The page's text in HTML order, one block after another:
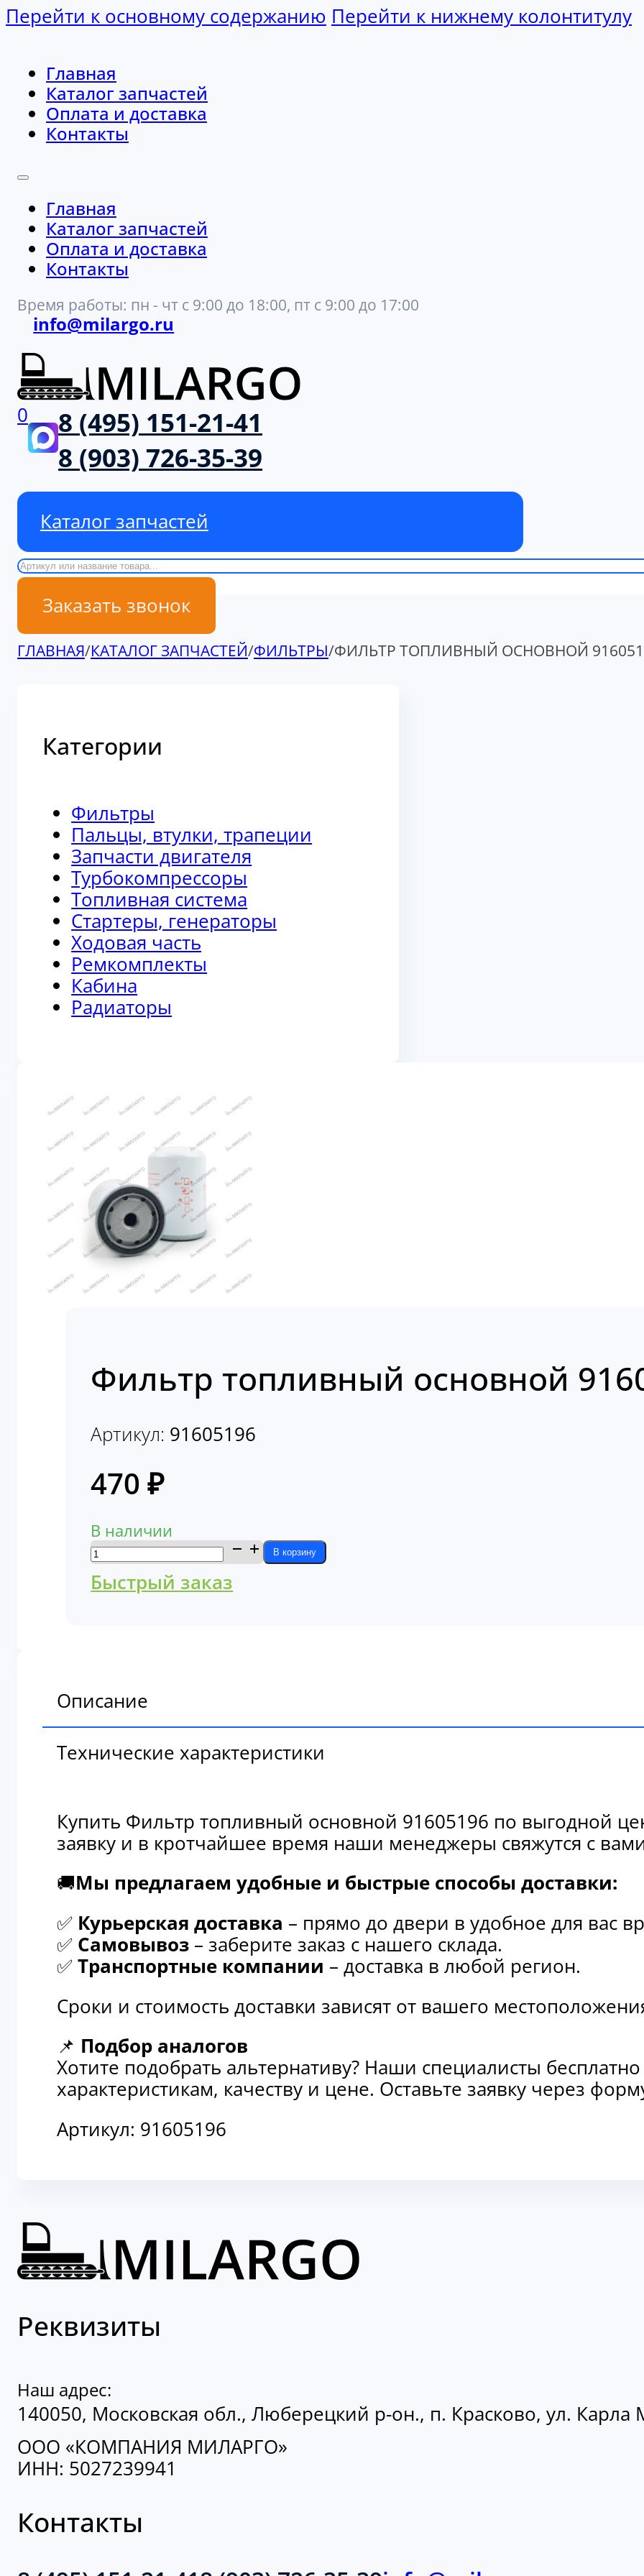
Перейти к основному содержанию Перейти к нижнему колонтитулу
Главная
Каталог запчастей
Оплата и доставка
Контакты
Главная
Каталог запчастей
Оплата и доставка
Контакты
Время работы: пн - чт с 9:00 до 18:00, пт с 9:00 до 17:00
info@milargo.ru
0
8 (495) 151-21-41
8 (903) 726-35-39
Каталог запчастей
Поиск
Заказать звонок
ГЛАВНАЯ/КАТАЛОГ ЗАПЧАСТЕЙ/ФИЛЬТРЫ/ФИЛЬТР ТОПЛИВНЫЙ ОСНОВНОЙ
Категории
Фильтры
Пальцы, втулки, трапеции
Запчасти двигателя
Турбокомпрессоры
Топливная система
Стартеры, генераторы
Ходовая часть
Ремкомплекты
Кабина
Радиаторы
Фильтр топливный основной
Артикул: 91605196
470₽
В наличии
Количество
товара
Фильтр
В корзину
Быстрый заказ
Описание
Технические характеристики
Купить Фильтр топливный основной 91605196 по выгодной
заявку и в кротчайшее время наши менеджеры свяжутся с
🚚Мы предлагаем удобные и быстрые способы доставки:
✅ Курьерская доставка – прямо до двери в удобное для вас
✅ Самовывоз – заберите заказ с нашего склада.
✅ Транспортные компании – доставка в любой регион.
Сроки и стоимость доставки зависят от вашего
📌 Подбор аналогов
Хотите подобрать альтернативу? Наши специалисты
характеристикам, качеству и цене. Оставьте заявку через
Артикул: 91605196
Реквизиты
Наш адрес:
140050, Московская обл., Люберецкий р-он., п. Красково, ул. Карла
ООО «КОМПАНИЯ МИЛАРГО»
ИНН: 5027239941
Контакты